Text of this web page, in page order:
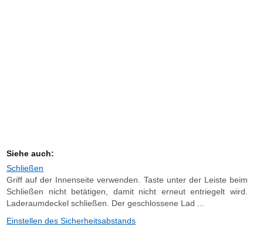
Siehe auch:
Schließen
Griff auf der Innenseite verwenden. Taste unter der Leiste beim
Schließen nicht betätigen, damit nicht erneut entriegelt wird.
Laderaumdeckel schließen. Der geschlossene Lad ...
Einstellen des Sicherheitsabstands